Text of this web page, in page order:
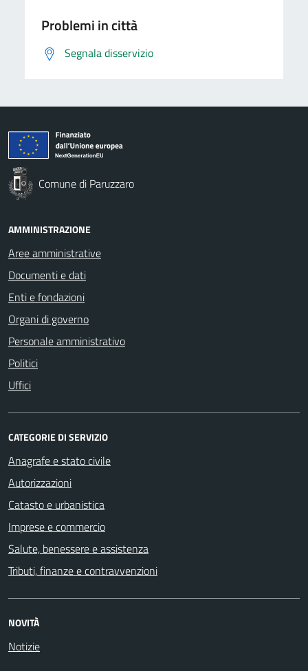
Problemi in città
Segnala disservizio
Comune di Paruzzaro
AMMINISTRAZIONE
Aree amministrative
Documenti e dati
Enti e fondazioni
Organi di governo
Personale amministrativo
Politici
Uffici
CATEGORIE DI SERVIZIO
Anagrafe e stato civile
Autorizzazioni
Catasto e urbanistica
Imprese e commercio
Salute, benessere e assistenza
Tributi, finanze e contravvenzioni
NOVITÀ
Notizie